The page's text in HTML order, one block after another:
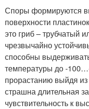
Споры формируются
поверхности
это гриб – трубчатый
чрезвычайно
способны
температуры до -
прорастанию выйдя
страшна длительная
чувствительность к